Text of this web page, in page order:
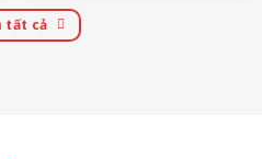
tất cả